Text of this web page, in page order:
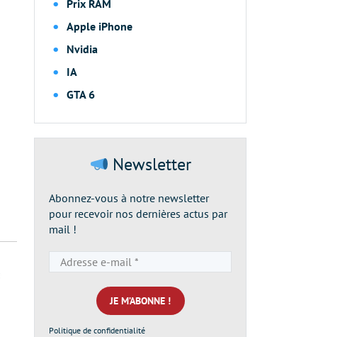
Prix RAM
Apple iPhone
Nvidia
IA
GTA 6
Newsletter
Abonnez-vous à notre newsletter
pour recevoir nos dernières actus par
mail !
e-
mail
*
Politique de confidentialité